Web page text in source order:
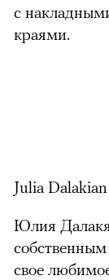
с
краями.
Julia Dalakian
Юлия
собственным
свое